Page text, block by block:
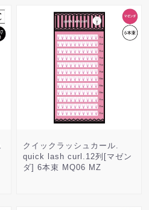
クイックラッシュカール.
quick lash curl.12列[マゼン
ダ] 6本束 MQ06 MZ